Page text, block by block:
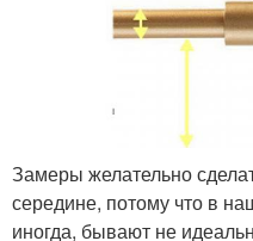
Замеры желательно
середине, потому что в
иногда, бывают не